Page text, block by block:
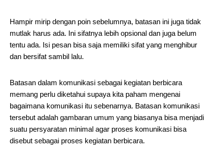
Hampir mirip dengan poin sebelumnya, batasan ini juga tidak
mutlak harus ada. Ini sifatnya lebih opsional dan juga belum
tentu ada. Isi pesan bisa saja memiliki sifat yang menghibur
dan bersifat sambil lalu.
Batasan dalam komunikasi sebagai kegiatan berbicara
memang perlu diketahui supaya kita paham mengenai
bagaimana komunikasi itu sebenarnya. Batasan komunikasi
tersebut adalah gambaran umum yang biasanya bisa menjadi
suatu persyaratan minimal agar proses komunikasi bisa
disebut sebagai proses kegiatan berbicara.